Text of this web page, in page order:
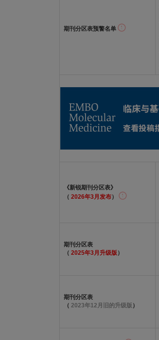
期刊分区表预警名单
《新锐期刊分区表》
（ 2026年3月发布）
期刊分区表
（ 2025年3月升级版 ）
期刊分区表
（ 2023年12月旧的升级版 ）